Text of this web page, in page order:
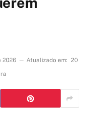
2026 Atualizado em: 20